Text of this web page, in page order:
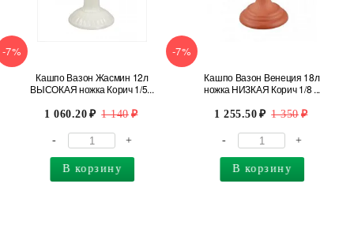
-7%
Кашпо Вазон Жасмин 12л
ВЫСОКАЯ ножка Корич 1/5...
1 060.20 1 140
- +
В корзину
-7%
Кашпо Вазон Венеция 18л
ножка НИЗКАЯ Корич 1/8 ...
1 255.50 1 350
- +
В корзину